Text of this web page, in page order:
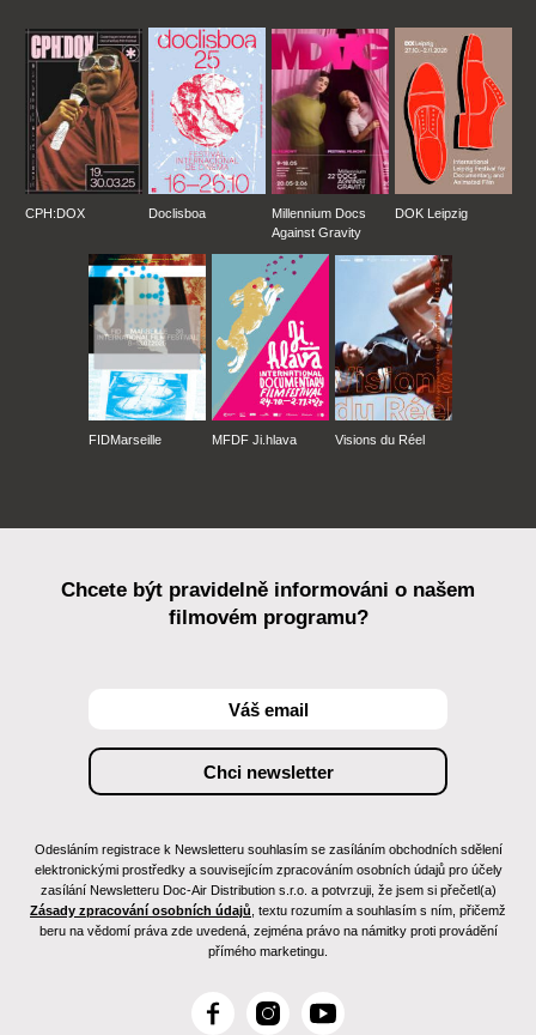
CPH:DOX Doclisboa
Millennium Docs
Against Gravity
DOK Leipzig
FIDMarseille MFDF Ji.hlava Visions du Réel
Chcete být pravidelně informováni o našem
filmovém programu?
Odesláním registrace k Newsletteru souhlasím se zasíláním obchodních sdělení
elektronickými prostředky a souvisejícím zpracováním osobních údajů pro účely
zasílání Newsletteru Doc-Air Distribution s.r.o. a potvrzuji, že jsem si přečetl(a)
Zásady zpracování osobních údajů , textu rozumím a souhlasím s ním, přičemž
beru na vědomí práva zde uvedená, zejména právo na námitky proti provádění
přímého marketingu.
F
I
Y